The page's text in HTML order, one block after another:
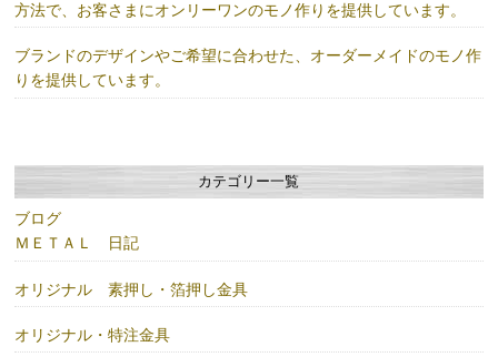
方法で、お客さまにオンリーワンのモノ作りを提供しています。
ブランドのデザインやご希望に合わせた、オーダーメイドのモノ作
りを提供しています。
カテゴリー一覧
ブログ
ＭＥＴＡＬ 日記
オリジナル 素押し・箔押し金具
オリジナル・特注金具